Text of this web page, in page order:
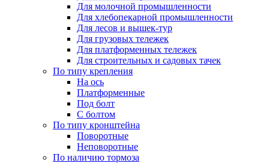
Для молочной промышленности
Для хлебопекарной промышленности
Для лесов и вышек-тур
Для грузовых тележек
Для платформенных тележек
Для строительных и садовых тачек
По типу крепления
На ось
Платформенные
Под болт
С болтом
По типу кронштейна
Поворотные
Неповоротные
По наличию тормоза